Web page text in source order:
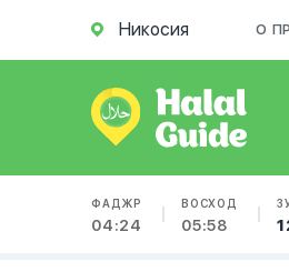
Никосия О
ФАДЖР
04:24
ВОСХОД
05:58